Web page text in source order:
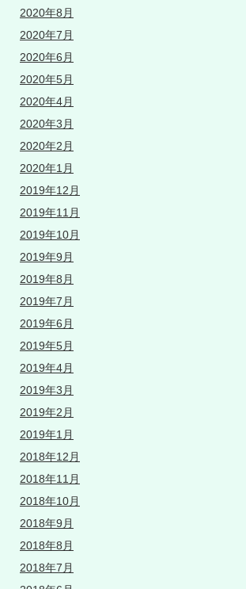
2020年8月
2020年7月
2020年6月
2020年5月
2020年4月
2020年3月
2020年2月
2020年1月
2019年12月
2019年11月
2019年10月
2019年9月
2019年8月
2019年7月
2019年6月
2019年5月
2019年4月
2019年3月
2019年2月
2019年1月
2018年12月
2018年11月
2018年10月
2018年9月
2018年8月
2018年7月